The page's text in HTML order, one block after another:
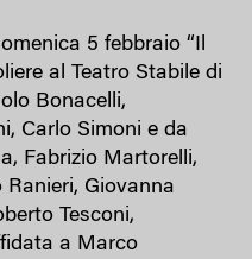
5 febbraio “Il
al Teatro Stabile di
Bonacelli,
Carlo Simoni e da
Fabrizio Martorelli,
Giovanna
Tesconi,
a Marco